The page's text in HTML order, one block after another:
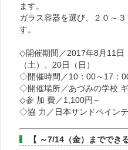
ます。
ガラス容器を選び、２０～
す。
◇開催期間／2017年8月11日
（土）、20日（日）
◇開催時間／10：00～17：
◇開催場所／あづみの学校
◇参 加 費／1,100円～
◇協 力／日本サンドペイン
【 ～7/14（金）まででき